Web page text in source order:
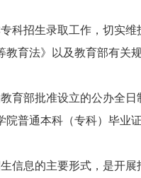
科招生录取工作，切实
育法》以及教育部有关
育部批准设立的公办全
普通本科（专科）毕业
信息的主要形式，是开